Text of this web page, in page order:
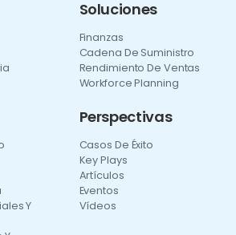
Soluciones
Finanzas
Cadena De Suministro
Rendimiento De Ventas
Workforce Planning
Y
Perspectivas
Casos De Éxito
Key Plays
Artículos
Eventos
Vídeos